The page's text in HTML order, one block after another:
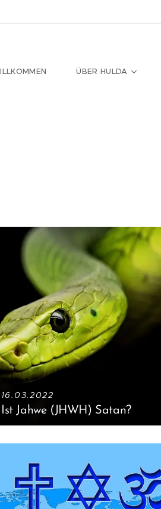
ÜBER HULDA
16.03.2022
Ist Jahwe (JHWH) Satan?